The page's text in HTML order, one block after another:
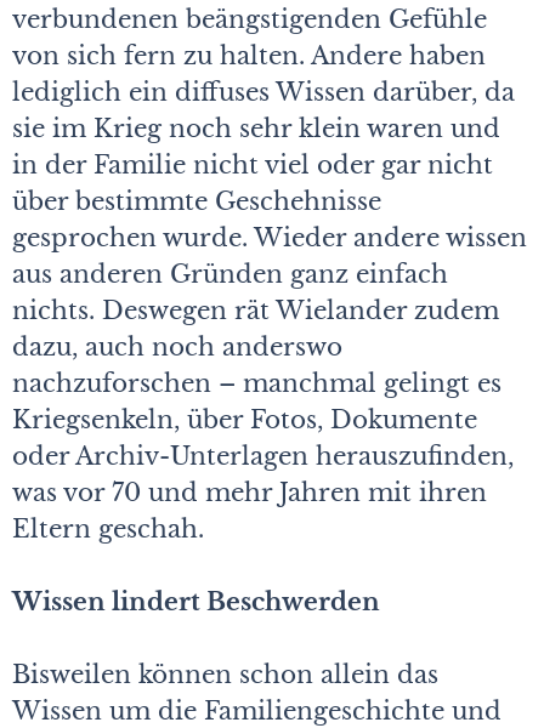
verbundenen beängstigenden Gefühle
von sich fern zu halten. Andere haben
lediglich ein diffuses Wissen darüber, da
sie im Krieg noch sehr klein waren und
in der Familie nicht viel oder gar nicht
über bestimmte Geschehnisse
gesprochen wurde. Wieder andere wissen
aus anderen Gründen ganz einfach
nichts. Deswegen rät Wielander zudem
dazu, auch noch anderswo
nachzuforschen – manchmal gelingt es
Kriegsenkeln, über Fotos, Dokumente
oder Archiv-Unterlagen herauszufinden,
was vor 70 und mehr Jahren mit ihren
Eltern geschah.
Wissen lindert Beschwerden
Bisweilen können schon allein das
Wissen um die Familiengeschichte und